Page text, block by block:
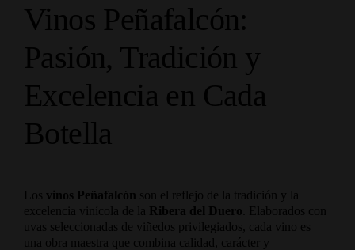
Vinos Peñafalcón:
Pasión, Tradición y
Excelencia en Cada
Botella
Los vinos Peñafalcón son el reflejo de la tradición y la
excelencia vinícola de la Ribera del Duero . Elaborados con
uvas seleccionadas de viñedos privilegiados, cada vino es
una obra maestra que combina calidad, carácter y